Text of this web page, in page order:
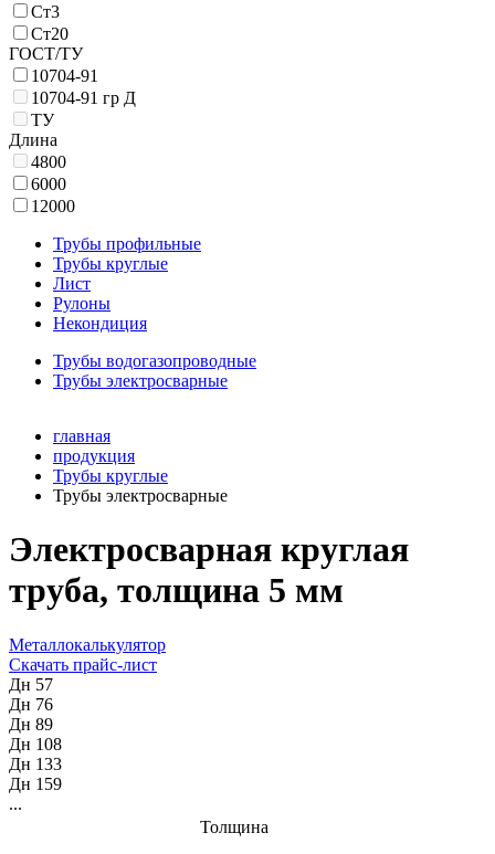
Ст3
Ст20
ГОСТ/ТУ
10704-91
10704-91 гр Д
ТУ
Длина
4800
6000
12000
Трубы профильные
Трубы круглые
Лист
Рулоны
Некондиция
Трубы водогазопроводные
Трубы электросварные
главная
продукция
Трубы круглые
Трубы электросварные
Электросварная круглая
труба, толщина 5 мм
Металлокалькулятор
Скачать прайс-лист
Дн 57
Дн 76
Дн 89
Дн 108
Дн 133
Дн 159
...
Толщина